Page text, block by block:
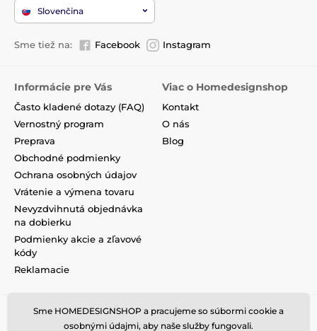
Slovenčina
Sme tiež na: Facebook Instagram
Informácie pre Vás
Často kladené dotazy (FAQ)
Vernostný program
Preprava
Obchodné podmienky
Ochrana osobných údajov
Vrátenie a výmena tovaru
Nevyzdvihnutá objednávka
na dobierku
Podmienky akcie a zľavové
kódy
Reklamacie
Viac o Homedesignshop
Kontakt
O nás
Blog
Sme HOMEDESIGNSHOP a pracujeme so súbormi cookie a
osobnými údajmi, aby naše služby fungovali.